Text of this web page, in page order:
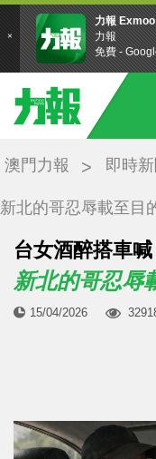
澳門力報 即時
新北的哥忍辱載至目
台女酒醉搭車
新北的哥忍辱
15/04/2026